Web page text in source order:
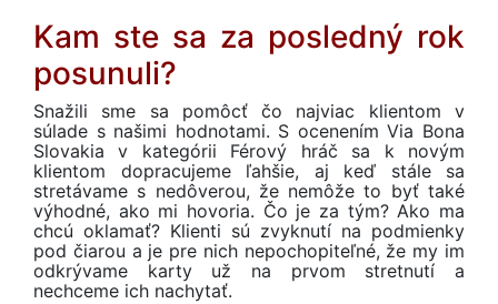
Kam ste sa za posledný rok
posunuli?
Snažili sme sa pomôcť čo najviac klientom v
súlade s našimi hodnotami. S ocenením Via Bona
Slovakia v kategórii Férový hráč sa k novým
klientom dopracujeme ľahšie, aj keď stále sa
stretávame s nedôverou, že nemôže to byť také
výhodné, ako mi hovoria. Čo je za tým? Ako ma
chcú oklamať? Klienti sú zvyknutí na podmienky
pod čiarou a je pre nich nepochopiteľné, že my im
odkrývame karty už na prvom stretnutí a
nechceme ich nachytať.